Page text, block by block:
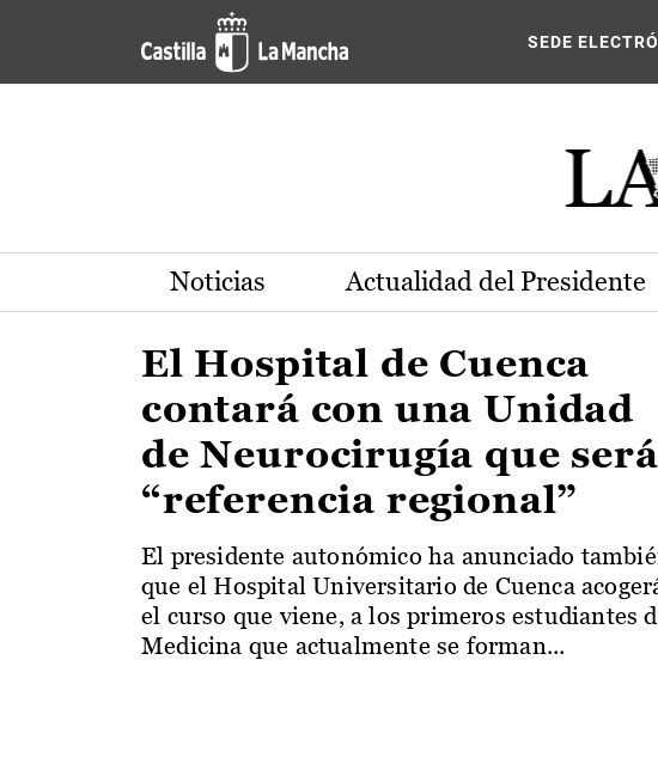
Pasar al contenido principal
Actualidad de la región de SEDE
Noticias Actualidad del Presidente
El Hospital de Cuenca
contará con una Unidad
de Neurocirugía que será
“referencia regional”
El presidente autonómico ha anunciado
que el Hospital Universitario de Cuenca
el curso que viene, a los primeros estudiantes
Medicina que actualmente se forman...